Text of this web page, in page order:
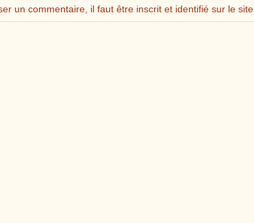
un commentaire, il faut être inscrit et identifié sur le site.